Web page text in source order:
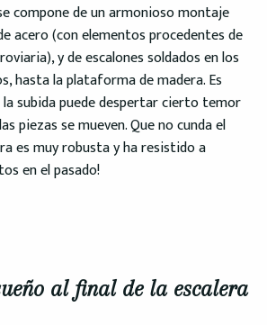
compone de un armonioso montaje
acero (con elementos procedentes de
y de escalones soldados en los
hasta la plataforma de madera. Es
subida puede despertar cierto temor
piezas se mueven. Que no cunda el
es muy robusta y ha resistido a
en el pasado!
al final de la escalera